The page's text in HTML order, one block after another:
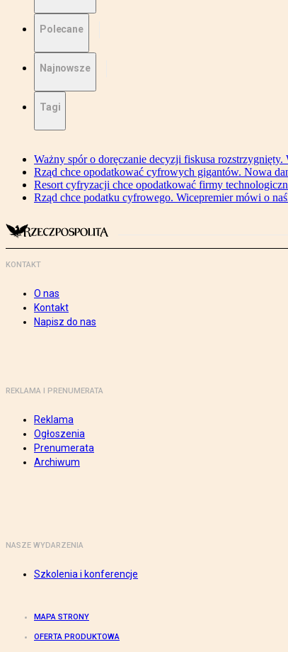
Polecane
Najnowsze
Tagi
Ważny spór o doręczanie decyzji fiskusa
Rząd chce opodatkować cyfrowych gigantów. Nowa
Resort cyfryzacji chce opodatkować firmy
Rząd chce podatku cyfrowego. Wicepremier mówi o
KONTAKT
O nas
Kontakt
Napisz do nas
REKLAMA I PRENUMERATA
Reklama
Ogłoszenia
Prenumerata
Archiwum
NASZE WYDARZENIA
Szkolenia i konferencje
MAPA STRONY
OFERTA PRODUKTOWA